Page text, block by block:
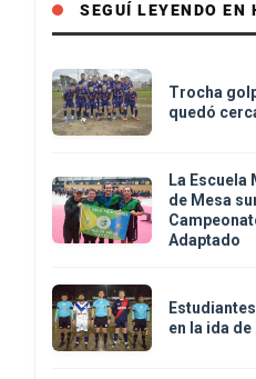
SEGUÍ LEYENDO EN
Trocha
quedó
La Escuela
de Mesa
Adaptado
en la ida